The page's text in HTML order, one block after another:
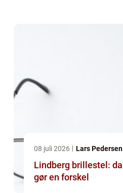
08 juli 2026 Lars Pedersen
Lindberg brillestel:
gør en forskel